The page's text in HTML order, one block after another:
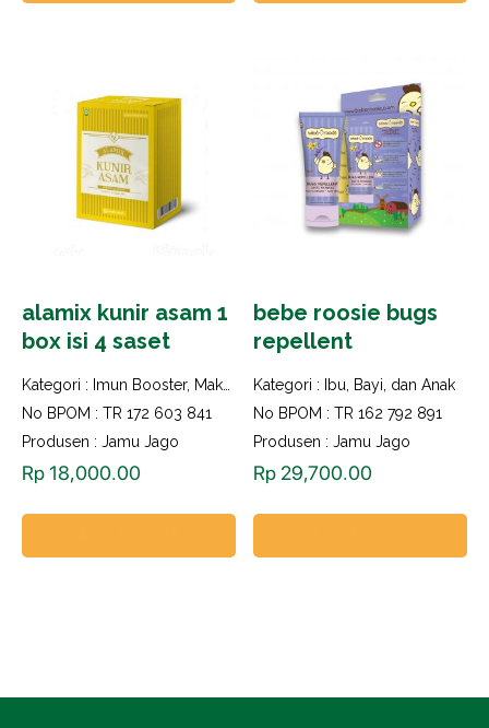
alamix kunir asam 1
box isi 4 saset
Kategori : Imun Booster, Makanan dan Minuman Herbal
No BPOM : TR 172 603 841
Produsen : Jamu Jago
Rp18,000.00
bebe roosie bugs
repellent
Kategori :
Ibu, Bayi, dan Anak
No BPOM : TR 162 792 891
Produsen : Jamu Jago
Rp 29,700.00